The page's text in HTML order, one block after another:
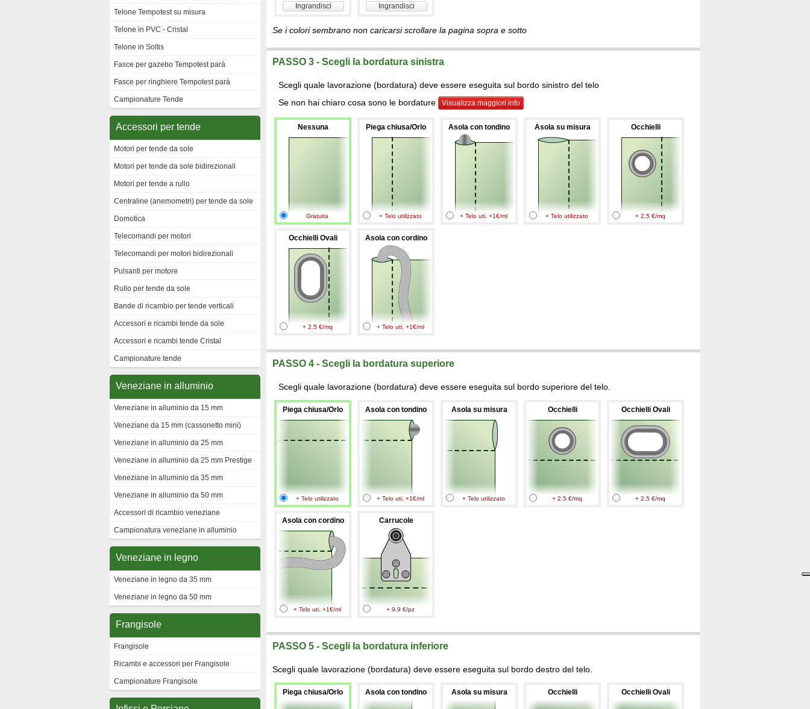
Telone Tempotest su misura
Telone in PVC - Cristal
Telone in Soltis
Fasce per gazebo Tempotest parà
Fasce per ringhiere Tempotest parà
Campionature Tende
Accessori per tende
Motori per tende da sole
Motori per tende da sole bidirezionali
Motori per tende a rullo
Centraline (anemometri) per tende da sole
Domotica
Telecomandi per motori
Telecomandi per motori bidirezionali
Pulsanti per motore
Rullo per tende da sole
Bande di ricambio per tende verticali
Accessori e ricambi tende da sole
Accessori e ricambi tende Cristal
Campionature tende
Veneziane in alluminio
Veneziane in alluminio da 15 mm
Veneziane da 15 mm (cassonetto mini)
Veneziane in alluminio da 25 mm
Veneziane in alluminio da 25 mm Prestige
Veneziane in alluminio da 35 mm
Veneziane in alluminio da 50 mm
Accessori di ricambio veneziane
Campionatura veneziane in alluminio
Veneziane in legno
Veneziane in legno da 35 mm
Veneziane in legno da 50 mm
Frangisole
Frangisole
Ricambi e accessori per Frangisole
Campionature Frangisole
Ingrandisci Ingrandisci
Se i colori sembrano non caricarsi scrollare la pagina sopra e sotto
PASSO 3 - Scegli la bordatura sinistra
Scegli quale lavorazione (bordatura) deve essere eseguita sul bordo sinistro del telo
Se non hai chiaro cosa sono le bordature
Visualizza maggiori info
Nessuna
Gratuita
Piega chiusa/Orlo
+ Telo utilizzato
Asola con tondino
+ Telo uti. +1€/ml
Asola su misura
+ Telo utilizzato
Occhielli
+ 2.5 €/mq
Occhielli Ovali
+ 2.5 €/mq
Asola con cordino
+ Telo uti. +1€/ml
PASSO 4 - Scegli la bordatura superiore
Scegli quale lavorazione (bordatura) deve essere eseguita sul bordo superiore del telo.
Piega chiusa/Orlo
+ Telo utilizzato
Asola con tondino
+ Telo uti. +1€/ml
Asola su misura
+ Telo utilizzato
Occhielli
+ 2.5 €/mq
Occhielli Ovali
+ 2.5 €/mq
Asola con cordino
+ Telo uti. +1€/ml
Carrucole
+ 9.9 €/pz
PASSO 5 - Scegli la bordatura inferiore
Scegli quale lavorazione (bordatura) deve essere eseguita sul bordo destro del telo.
Piega chiusa/Orlo Asola con tondino Asola su misura Occhielli Occhielli Ovali